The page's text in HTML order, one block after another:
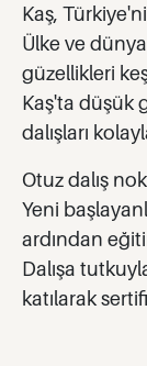
Kaş,
Ülke ve
güzellikleri
Kaş'ta düşük
dalışları
Otuz dalış
Yeni
ardından
Dalışa
katılarak